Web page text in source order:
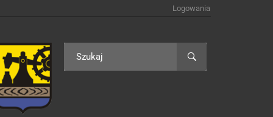
Logowania